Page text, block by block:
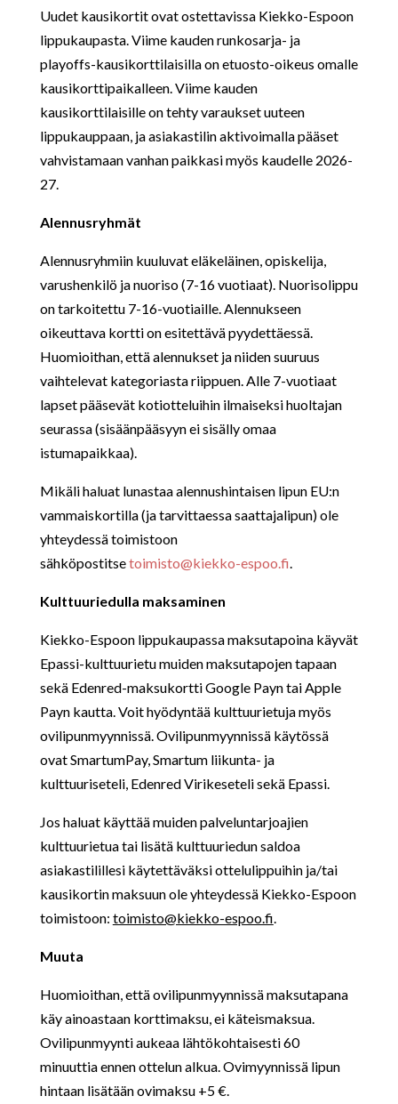
Uudet kausikortit ovat ostettavissa Kiekko-Espoon
lippukaupasta. Viime kauden runkosarja- ja
playoffs-kausikorttilaisilla on etuosto-oikeus omalle
kausikorttipaikalleen. Viime kauden
kausikorttilaisille on tehty varaukset uuteen
lippukauppaan, ja asiakastilin aktivoimalla pääset
vahvistamaan vanhan paikkasi myös kaudelle 2026-
27.
Alennusryhmät
Alennusryhmiin kuuluvat eläkeläinen, opiskelija,
varushenkilö ja nuoriso (7-16 vuotiaat). Nuorisolippu
on tarkoitettu 7-16-vuotiaille. Alennukseen
oikeuttava kortti on esitettävä pyydettäessä.
Huomioithan, että alennukset ja niiden suuruus
vaihtelevat kategoriasta riippuen. Alle 7-vuotiaat
lapset pääsevät kotiotteluihin ilmaiseksi huoltajan
seurassa (sisäänpääsyyn ei sisälly omaa
istumapaikkaa).
Mikäli haluat lunastaa alennushintaisen lipun EU:n
vammaiskortilla (ja tarvittaessa saattajalipun) ole
yhteydessä toimistoon
sähköpostitsetoimisto@kiekko-espoo.fi.
Kulttuuriedulla maksaminen
Kiekko-Espoon lippukaupassa maksutapoina käyvät
Epassi-kulttuurietu muiden maksutapojen tapaan
sekä Edenred-maksukortti Google Payn tai Apple
Payn kautta. Voit hyödyntää kulttuurietuja myös
ovilipunmyynnissä. Ovilipunmyynnissä käytössä
ovat SmartumPay, Smartum liikunta- ja
kulttuuriseteli, Edenred Virikeseteli sekä Epassi.
Jos haluat käyttää muiden palveluntarjoajien
kulttuurietua tai lisätä kulttuuriedun saldoa
asiakastilillesi käytettäväksi ottelulippuihin ja/tai
kausikortin maksuun ole yhteydessä Kiekko-Espoon
toimistoon: toimisto@kiekko-espoo.fi.
Muuta
Huomioithan, että ovilipunmyynnissä maksutapana
käy ainoastaan korttimaksu, ei käteismaksua.
Ovilipunmyynti aukeaa lähtökohtaisesti 60
minuuttia ennen ottelun alkua. Ovimyynnissä lipun
hintaan lisätään ovimaksu +5 €.